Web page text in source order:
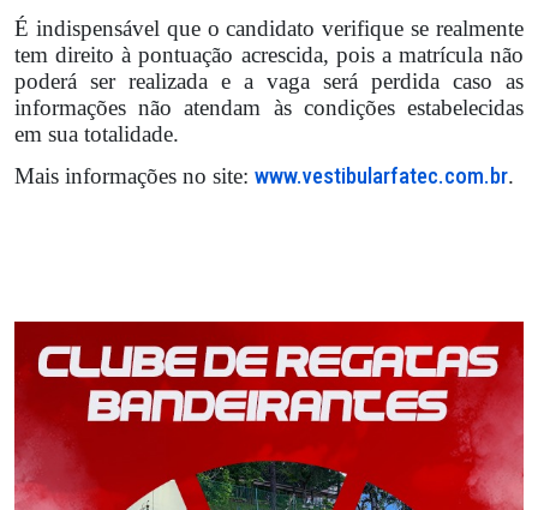
É indispensável que o candidato verifique se realmente
tem direito à pontuação acrescida, pois a matrícula não
poderá ser realizada e a vaga será perdida caso as
informações não atendam às condições estabelecidas
em sua totalidade.
Mais informações no site: www.vestibularfatec.com.br.